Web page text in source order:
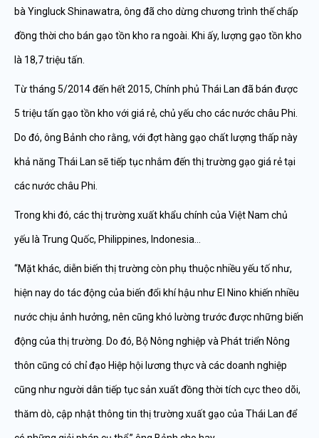
bà Yingluck Shinawatra, ông đã cho dừng chương trình thế chấp
đồng thời cho bán gạo tồn kho ra ngoài. Khi ấy, lượng gạo tồn kho
là 18,7 triệu tấn.
Từ tháng 5/2014 đến hết 2015, Chính phủ Thái Lan đã bán được
5 triệu tấn gạo tồn kho với giá rẻ, chủ yếu cho các nước châu Phi.
Do đó, ông Bảnh cho rằng, với đợt hàng gạo chất lượng thấp này
khả năng Thái Lan sẽ tiếp tục nhắm đến thị trường gạo giá rẻ tại
các nước châu Phi.
Trong khi đó, các thị trường xuất khẩu chính của Việt Nam chủ
yếu là Trung Quốc, Philippines, Indonesia…
“Mặt khác, diễn biến thị trường còn phụ thuộc nhiều yếu tố như,
hiện nay do tác động của biến đổi khí hậu như El Nino khiến nhiều
nước chịu ảnh hưởng, nên cũng khó lường trước được những biến
động của thị trường. Do đó, Bộ Nông nghiệp và Phát triển Nông
thôn cũng có chỉ đạo Hiệp hội lương thực và các doanh nghiệp
cũng như người dân tiếp tục sản xuất đồng thời tích cực theo dõi,
thăm dò, cập nhật thông tin thị trường xuất gạo của Thái Lan để